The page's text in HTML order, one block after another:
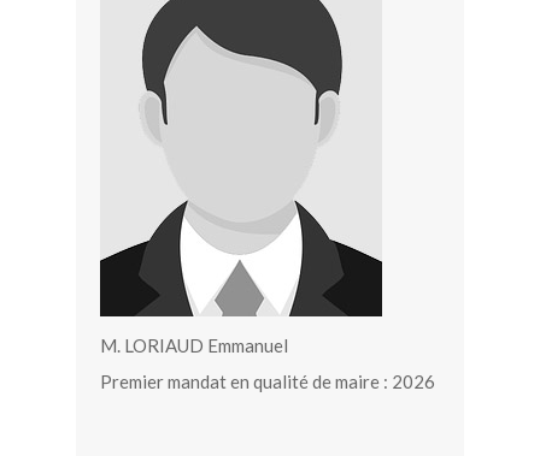
M. LORIAUD Emmanuel
Premier mandat en qualité de maire : 2026